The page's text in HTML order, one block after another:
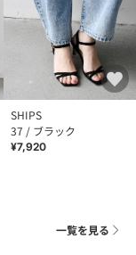
SHIPS
37 / ブラック
¥7,920
一覧を見る